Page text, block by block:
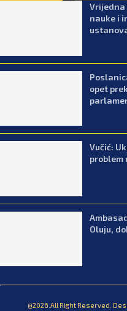
nauke i
opet
Vučić:
problem
Oluju,
@2026.All Right Reserved.